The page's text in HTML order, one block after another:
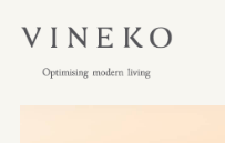
收藏 (0)